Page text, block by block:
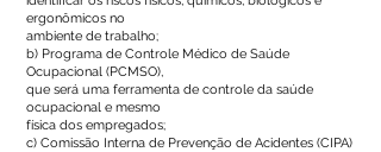
ergonômicos no
ambiente de trabalho;
b) Programa de Controle Médico de Saúde
Ocupacional (PCMSO),
que será uma ferramenta de controle da saúde
ocupacional e mesmo
física dos empregados;
c) Comissão Interna de Prevenção de Acidentes (CIPA)